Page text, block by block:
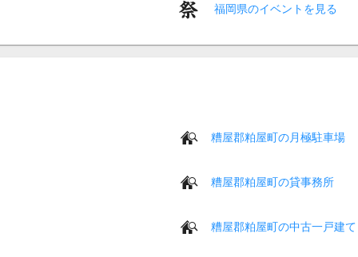
福岡県のイベントを見る
糟屋郡粕屋町の月極駐車場
糟屋郡粕屋町の貸事務所
糟屋郡粕屋町の中古一戸建て